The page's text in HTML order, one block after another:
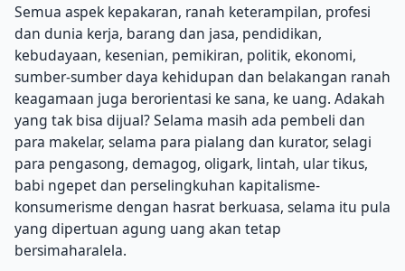
Semua aspek kepakaran, ranah keterampilan, profesi
dan dunia kerja, barang dan jasa, pendidikan,
kebudayaan, kesenian, pemikiran, politik, ekonomi,
sumber-sumber daya kehidupan dan belakangan ranah
keagamaan juga berorientasi ke sana, ke uang. Adakah
yang tak bisa dijual? Selama masih ada pembeli dan
para makelar, selama para pialang dan kurator, selagi
para pengasong, demagog, oligark, lintah, ular tikus,
babi ngepet dan perselingkuhan kapitalisme-
konsumerisme dengan hasrat berkuasa, selama itu pula
yang dipertuan agung uang akan tetap
bersimaharalela.